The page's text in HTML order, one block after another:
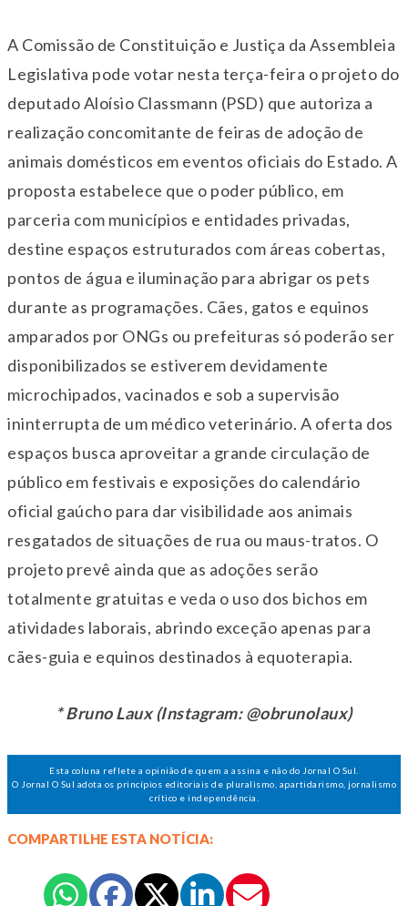
A Comissão de Constituição e Justiça da Assembleia
Legislativa pode votar nesta terça-feira o projeto do
deputado Aloísio Classmann (PSD) que autoriza a
realização concomitante de feiras de adoção de
animais domésticos em eventos oficiais do Estado. A
proposta estabelece que o poder público, em
parceria com municípios e entidades privadas,
destine espaços estruturados com áreas cobertas,
pontos de água e iluminação para abrigar os pets
durante as programações. Cães, gatos e equinos
amparados por ONGs ou prefeituras só poderão ser
disponibilizados se estiverem devidamente
microchipados, vacinados e sob a supervisão
ininterrupta de um médico veterinário. A oferta dos
espaços busca aproveitar a grande circulação de
público em festivais e exposições do calendário
oficial gaúcho para dar visibilidade aos animais
resgatados de situações de rua ou maus-tratos. O
projeto prevê ainda que as adoções serão
totalmente gratuitas e veda o uso dos bichos em
atividades laborais, abrindo exceção apenas para
cães-guia e equinos destinados à equoterapia.
* Bruno Laux (Instagram: @obrunolaux)
Esta coluna reflete a opinião de quem a assina e não do Jornal O Sul.
O Jornal O Sul adota os princípios editoriais de pluralismo, apartidarismo, jornalismo
crítico e independência.
COMPARTILHE ESTA NOTÍCIA: